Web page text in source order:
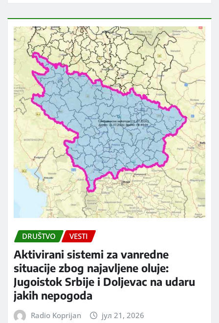
DRUŠTVO VESTI
Aktivirani sistemi za vanredne
situacije zbog najavljene oluje:
Jugoistok Srbije i Doljevac na udaru
jakih nepogoda
Radio Koprijan јул 21, 2026